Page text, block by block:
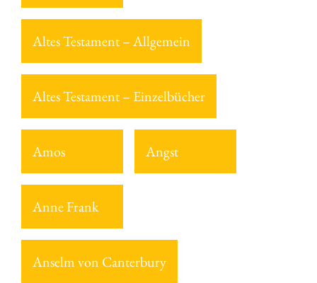
Altes Testament – Allgemein
Altes Testament – Einzelbücher
Amos Angst
Anne Frank
Anselm von Canterbury